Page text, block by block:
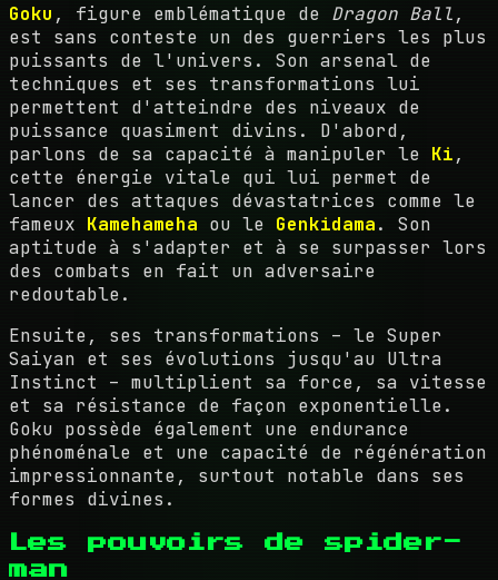
Goku , figure emblématique de Dragon Ball,
est sans conteste un des guerriers les plus
puissants de l'univers. Son arsenal de
techniques et ses transformations lui
permettent d'atteindre des niveaux de
puissance quasiment divins. D'abord,
parlons de sa capacité à manipuler le Ki,
cette énergie vitale qui lui permet de
lancer des attaques dévastatrices comme le
fameux Kamehameha ou le Genkidama. Son
aptitude à s'adapter et à se surpasser lors
des combats en fait un adversaire
redoutable.
Ensuite, ses transformations – le Super
Saiyan et ses évolutions jusqu'au Ultra
Instinct – multiplient sa force, sa vitesse
et sa résistance de façon exponentielle.
Goku possède également une endurance
phénoménale et une capacité de régénération
impressionnante, surtout notable dans ses
formes divines.
Les pouvoirs de spider-
man